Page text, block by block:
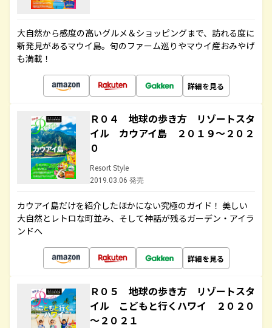
大自然から感度の高いグルメ＆ショッピングまで、訪れる度に
新発見があるマウイ島。旬のファーム巡りやマウイ産おみやげ
も満載！
詳細を見る
Ｒ０４ 地球の歩き方 リゾートスタ
イル カウアイ島 ２０１９～２０２
０
Resort Style
2019.03.06 発売
カウアイ島だけを紹介したほかにない究極のガイド！ 美しい
大自然とレトロな町並み、そして神話が残るガーデン・アイラ
ンドへ
詳細を見る
Ｒ０５ 地球の歩き方 リゾートスタ
イル こどもと行くハワイ ２０２０
～２０２１